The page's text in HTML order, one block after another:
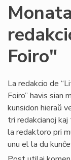
Foiro"
La redakcio de
Foiro” havis sian
kunsidon hieraŭ
tri redakcianoj
la redaktoro pri
unu el la du